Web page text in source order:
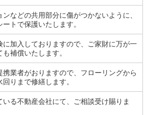
ンなどの共用部分に傷がつかないように、
ートで保護いたします。
に加入しておりますので、ご家財に万が一
も補償いたします。
携業者がおりますので、フローリングから
回りまで修繕します。
いる不動産会社にて、ご相談受け賜りま